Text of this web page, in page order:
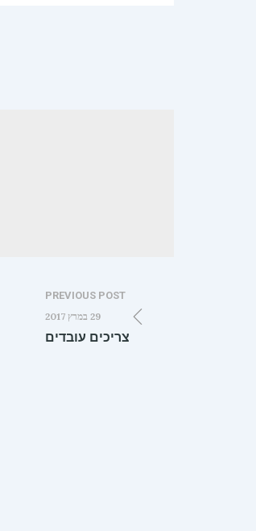
PREVIOUS POST
29 במרץ 2017
צריכים עובדים